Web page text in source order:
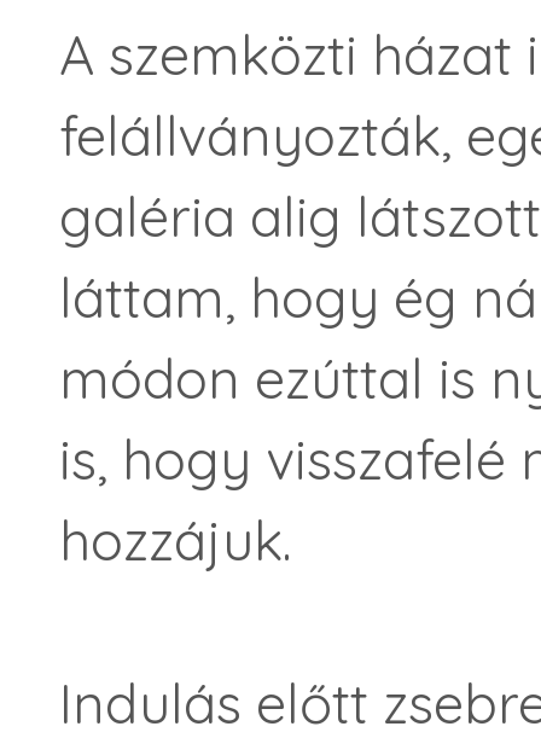
A szemközti házat
felállványozták,
galéria alig
láttam, hogy ég
módon ezúttal is
is, hogy
hozzájuk.
Indulás előtt